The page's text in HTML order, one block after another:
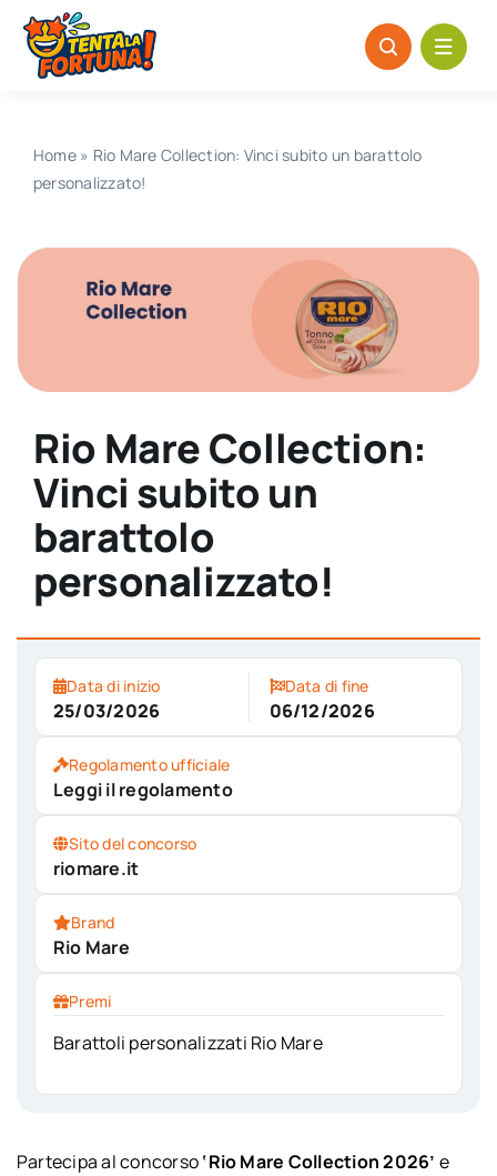
Salta
contenuto
Home» Rio Mare Collection: Vinci subito un barattolo
personalizzato!
Rio Mare Collection:
Vinci subito un
barattolo
personalizzato!
Data di inizio
25/03/2026
Data di fine
06/12/2026
Regolamento ufficiale
Leggi il regolamento
Sito del concorso
riomare.it
Brand
Rio Mare
Premi
Barattoli personalizzati Rio Mare
Partecipa al concorso‘Rio Mare Collection 2026’ e